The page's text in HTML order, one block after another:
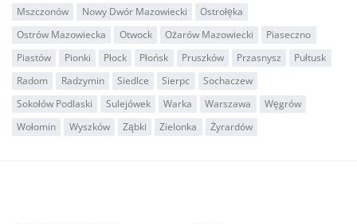
Mszczonów
Nowy Dwór Mazowiecki
Ostrołęka
Ostrów Mazowiecka
Otwock Ożarów Mazowiecki
Piaseczno
Piastów
Pionki Płock Płońsk Pruszków Przasnysz
Pułtusk
Radom
Radzymin Siedlce Sierpc
Sochaczew
Sokołów Podlaski
Sulejówek Warka Warszawa
Węgrów
Wołomin
Wyszków Ząbki Zielonka Żyrardów